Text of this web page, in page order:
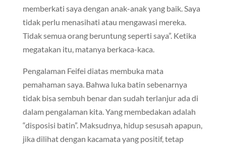
memberkati saya dengan anak-anak yang baik. Saya
tidak perlu menasihati atau mengawasi mereka.
Tidak semua orang beruntung seperti saya”. Ketika
megatakan itu, matanya berkaca-kaca.
Pengalaman Feifei diatas membuka mata
pemahaman saya. Bahwa luka batin sebenarnya
tidak bisa sembuh benar dan sudah terlanjur ada di
dalam pengalaman kita. Yang membedakan adalah
“disposisi batin”. Maksudnya, hidup sesusah apapun,
jika dilihat dengan kacamata yang positif, tetap